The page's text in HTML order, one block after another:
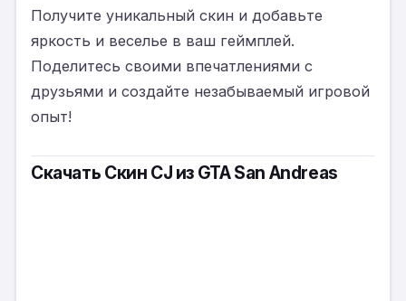
Получите уникальный скин и добавьте
яркость и веселье в ваш геймплей.
Поделитесь своими впечатлениями с
друзьями и создайте незабываемый игровой
опыт!
Скачать Скин CJ из GTA San Andreas